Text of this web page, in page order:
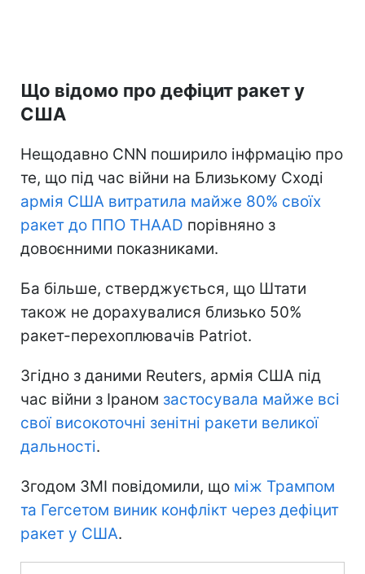
Що відомо про дефіцит ракет у
США
Нещодавно CNN поширило інфрмацію про
те, що під час війни на Близькому Сході
армія США витратила майже 80% своїх
ракет до ППО THAAD порівняно з
довоєнними показниками.
Ба більше, стверджується, що Штати
також не дорахувалися близько 50%
ракет-перехоплювачів Patriot.
Згідно з даними Reuters, армія США під
час війни з Іраном застосувала майже всі
свої високоточні зенітні ракети великої
дальності.
Згодом ЗМІ повідомили, що між Трампом
та Гегсетом виник конфлікт через дефіцит
ракет у США.